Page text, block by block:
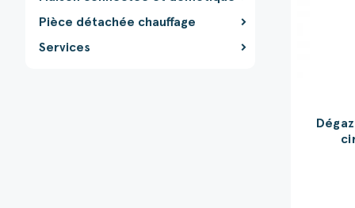
Pièce détachée chauffage
Services